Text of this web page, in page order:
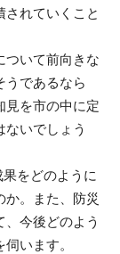
れていくこと
ついて前向きな
うであるなら
見を市の中に定
いでしょう
をどのように
か。また、防災
今後どのよう
います。